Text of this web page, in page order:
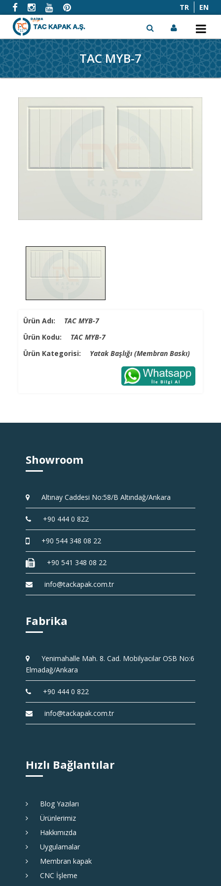
TR EN
x
TAC MYB-7
Ürün Adı: TAC MYB-7
Ürün Kodu: TAC MYB-7
Ürün Kategorisi: Yatak Başlığı (Membran Baskı)
Showroom
Altınay Caddesi No:58/B Altındağ/Ankara
+90 444 0 822
+90 544 348 08 22
+90 541 348 08 22
info@tackapak.com.tr
Fabrika
Yenimahalle Mah. 8. Cad. Mobilyacılar OSB No:6
Elmadağ/Ankara
+90 444 0 822
info@tackapak.com.tr
Hızlı Bağlantılar
Blog Yazıları
Ürünlerimiz
Hakkımızda
Uygulamalar
Membran kapak
CNC İşleme